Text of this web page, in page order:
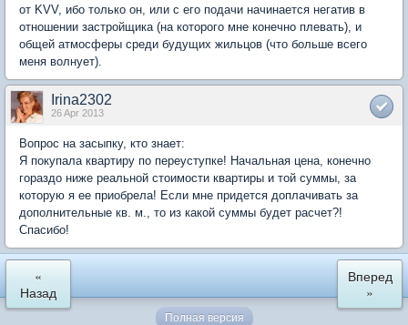
от KVV, ибо только он, или с его подачи начинается негатив в
отношении застройщика (на которого мне конечно плевать), и
общей атмосферы среди будущих жильцов (что больше всего
меня волнует).
Irina2302
26 Apr 2013
Вопрос на засыпку, кто знает:
Я покупала квартиру по переуступке! Начальная цена, конечно
гораздо ниже реальной стоимости квартиры и той суммы, за
которую я ее приобрела! Если мне придется доплачивать за
дополнительные кв. м., то из какой суммы будет расчет?!
Спасибо!
«
Назад
Вперед
»
Полная версия